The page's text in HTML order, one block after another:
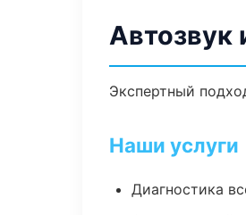
Экспертный
Наши услуги
Диагностика